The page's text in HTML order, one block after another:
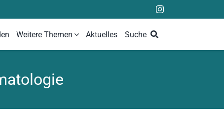
Weitere Themen Aktuelles Suche